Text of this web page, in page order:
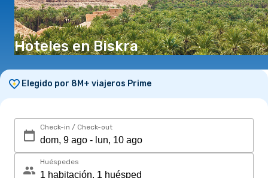
Hoteles en Biskra
Elegido por 8M+ viajeros Prime
Check-in / Check-out
Huéspedes